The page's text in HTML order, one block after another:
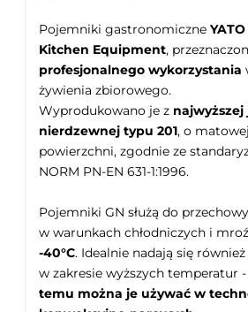
Pojemniki gastronomiczne
Kitchen Equipment,
profesjonalnego wykorzystania
żywienia zbiorowego.
Wyprodukowano je z najwyższej
nierdzewnej typu 201, o
powierzchni, zgodnie ze
NORM PN-EN 631-1:1996.
Pojemniki GN służą do
w warunkach chłodniczych i
-40°C. Idealnie nadają się
w zakresie wyższych temperatur
temu można je używać w